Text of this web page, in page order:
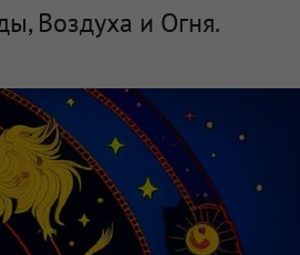
Воздуха и Огня.